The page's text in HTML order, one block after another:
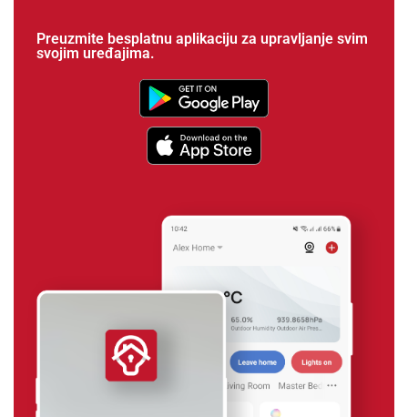
Preuzmite besplatnu aplikaciju za upravljanje svim
svojim uređajima.